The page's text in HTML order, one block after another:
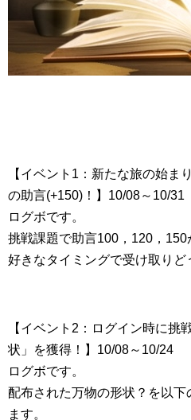
【イベント1：新たな旅の始ま
の助言(+150)！】10/08～10/31
ログボです。
挑戦課題で助言100，120，150
好きなタイミングで受け取りど
【イベント2：ログイン時に挑
状」を獲得！】10/08～10/24
ログボです。
配布された万物の形状？を以下
ます。